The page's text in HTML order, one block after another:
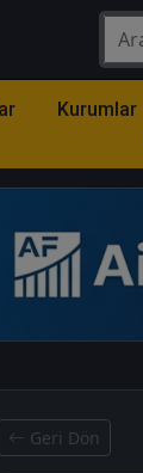
Kurumlar
Geri Dön